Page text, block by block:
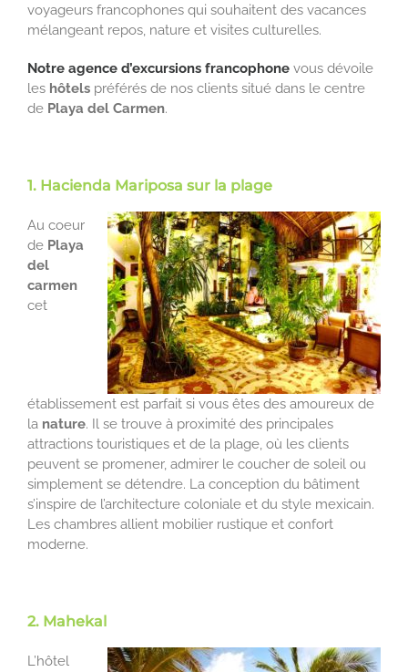
voyageurs francophones qui souhaitent des vacances
mélangeant repos, nature et visites culturelles.
Notre agence d’excursions francophone vous dévoile
les hôtels préférés de nos clients situé dans le centre
de Playa del Carmen.
1. Hacienda Mariposa sur la plage
Au coeur
de Playa
del
carmen
cet
établissement est parfait si vous êtes des amoureux de
la nature. Il se trouve à proximité des principales
attractions touristiques et de la plage, où les clients
peuvent se promener, admirer le coucher de soleil ou
simplement se détendre. La conception du bâtiment
s’inspire de l’architecture coloniale et du style mexicain.
Les chambres allient mobilier rustique et confort
moderne.
2. Mahekal
L’hôtel